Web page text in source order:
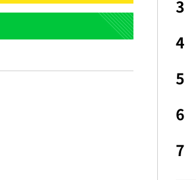
1000대 보급 추진
바다, 워터밤 공개저격 "말이 안 된다"
최준희, 또 성형수술 예고 "짝짝이 눈 탈출"
3
4
5
6
7